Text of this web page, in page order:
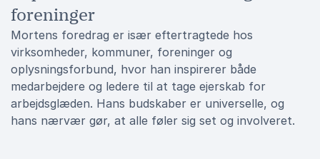
foreninger
Mortens foredrag er især eftertragtede hos
virksomheder, kommuner, foreninger og
oplysningsforbund, hvor han inspirerer både
medarbejdere og ledere til at tage ejerskab for
arbejdsglæden. Hans budskaber er universelle, og
hans nærvær gør, at alle føler sig set og involveret.